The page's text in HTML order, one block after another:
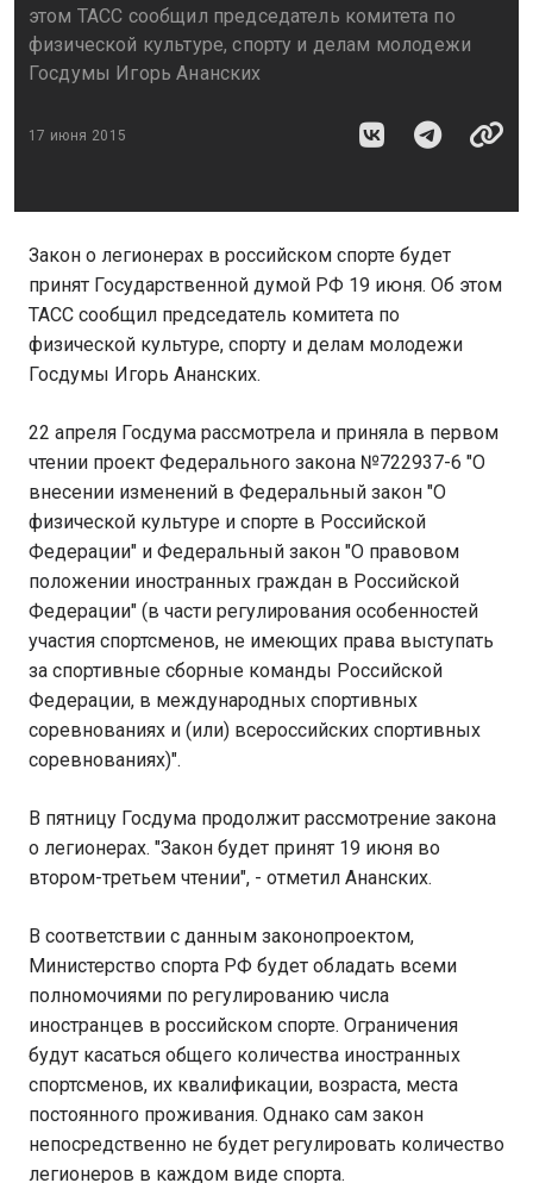
этом ТАСС сообщил председатель комитета по
физической культуре, спорту и делам молодежи
Госдумы Игорь Ананских
17 июня 2015
Закон о легионерах в российском спорте будет
принят Государственной думой РФ 19 июня. Об этом
ТАСС сообщил председатель комитета по
физической культуре, спорту и делам молодежи
Госдумы Игорь Ананских.
22 апреля Госдума рассмотрела и приняла в первом
чтении проект Федерального закона №722937-6 "О
внесении изменений в Федеральный закон "О
физической культуре и спорте в Российской
Федерации" и Федеральный закон "О правовом
положении иностранных граждан в Российской
Федерации" (в части регулирования особенностей
участия спортсменов, не имеющих права выступать
за спортивные сборные команды Российской
Федерации, в международных спортивных
соревнованиях и (или) всероссийских спортивных
соревнованиях)".
В пятницу Госдума продолжит рассмотрение закона
о легионерах. "Закон будет принят 19 июня во
втором-третьем чтении", - отметил Ананских.
В соответствии с данным законопроектом,
Министерство спорта РФ будет обладать всеми
полномочиями по регулированию числа
иностранцев в российском спорте. Ограничения
будут касаться общего количества иностранных
спортсменов, их квалификации, возраста, места
постоянного проживания. Однако сам закон
непосредственно не будет регулировать количество
легионеров в каждом виде спорта.